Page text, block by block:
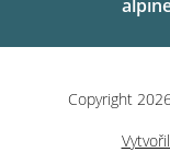
Copyright